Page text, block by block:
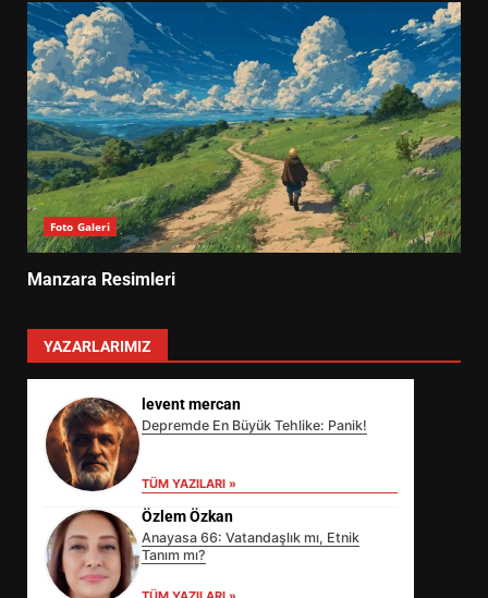
Foto Galeri
Manzara Resimleri
YAZARLARIMIZ
levent mercan
Depremde En Büyük Tehlike: Panik!
TÜM YAZILARI »
Özlem Özkan
Anayasa 66: Vatandaşlık mı, Etnik
Tanım mı?